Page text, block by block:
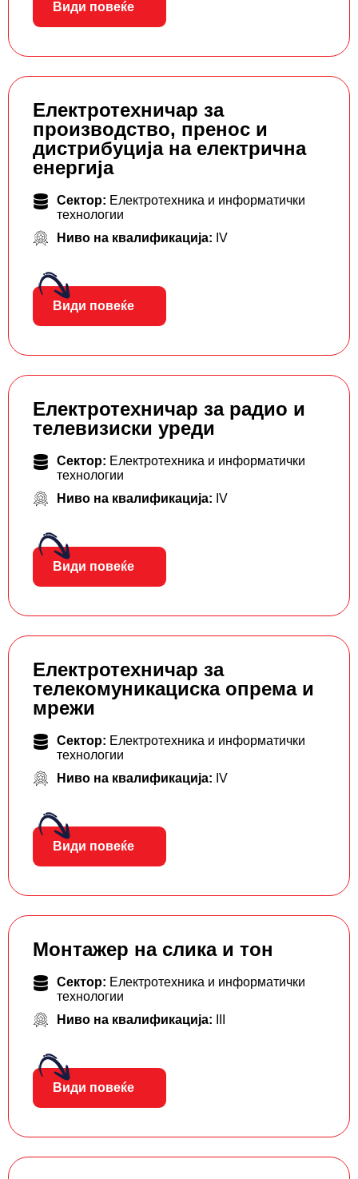
Види повеќе
Електротехничар за
производство, пренос и
дистрибуција на електрична
енергија
Сектор: Електротехника и информатички
технологии
Ниво на квалификација: IV
Види повеќе
Електротехничар за радио и
телевизиски уреди
Сектор: Електротехника и информатички
технологии
Ниво на квалификација: IV
Види повеќе
Електротехничар за
телекомуникациска опрема и
мрежи
Сектор: Електротехника и информатички
технологии
Ниво на квалификација: IV
Види повеќе
Монтажер на слика и тон
Сектор: Електротехника и информатички
технологии
Ниво на квалификација:
Види повеќе